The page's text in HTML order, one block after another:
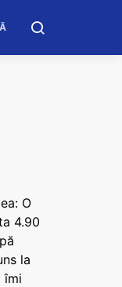
O
4.90
la
îmi